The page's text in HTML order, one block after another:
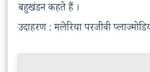
बहुखंडन कहते हैं ।
उदाहरण : मलेरिया परजीवी